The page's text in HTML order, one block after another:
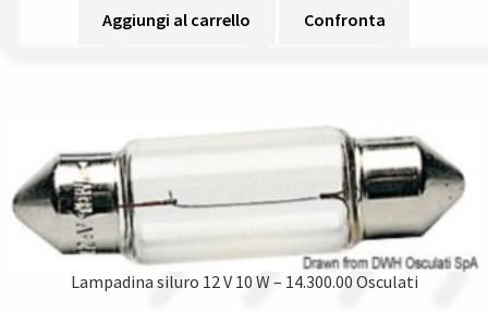
Aggiungi al carrello Confronta
Lampadina siluro 12 V 10 W – 14.300.00 Osculati